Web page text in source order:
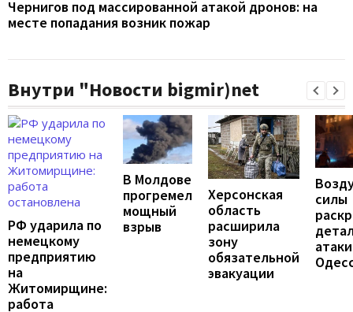
Чернигов под массированной атакой дронов: на
месте попадания возник пожар
Внутри "Новости bigmir)net
РФ ударила по
немецкому
предприятию
на
Житомирщине:
работа
В Молдове
прогремел
мощный
взрыв
Херсонская
область
расширила
зону
обязательной
эвакуации
силы